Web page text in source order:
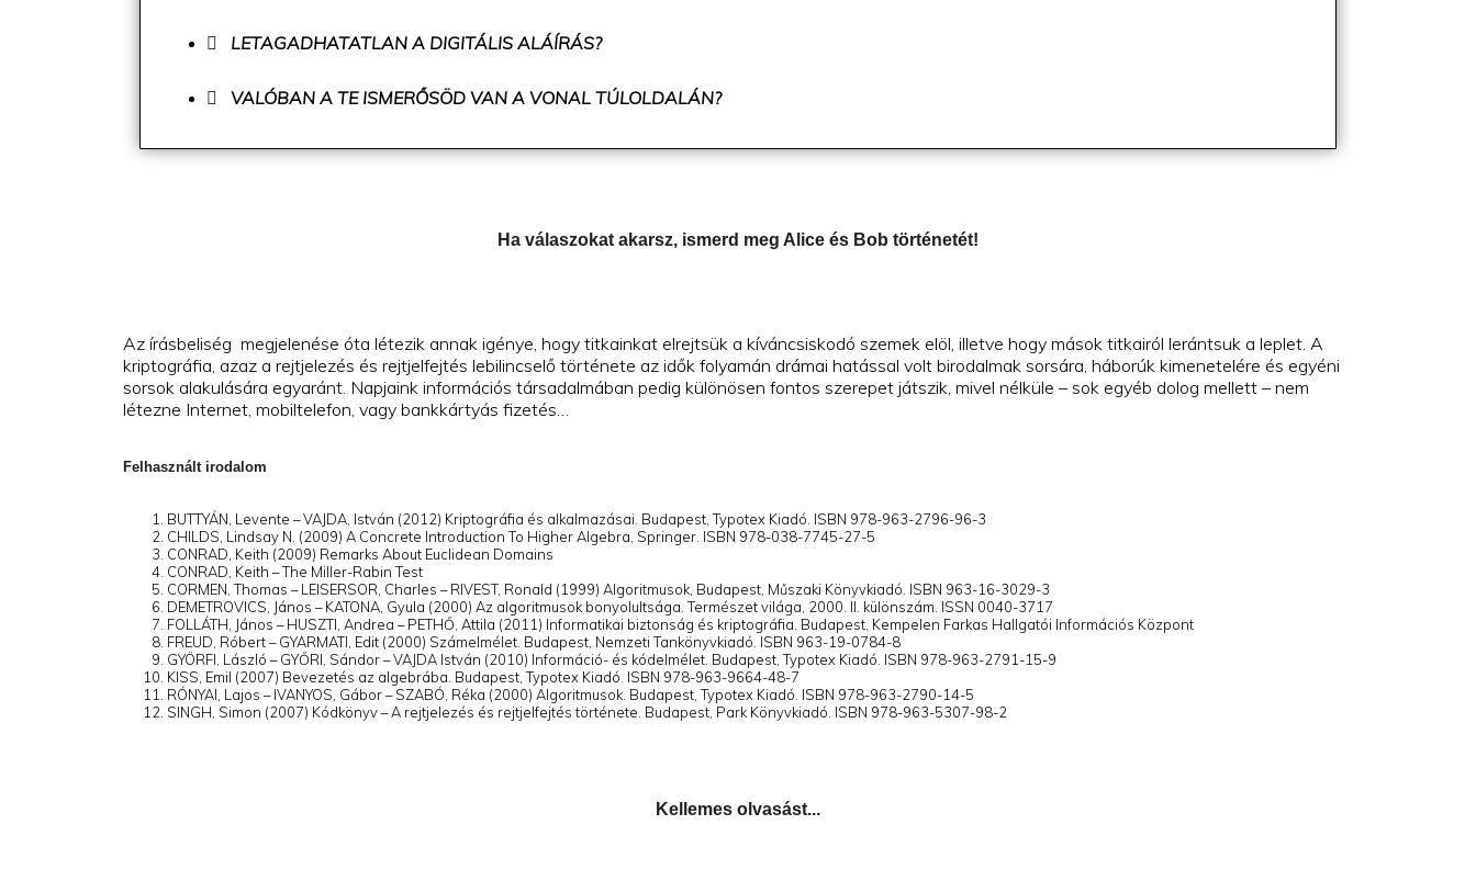
LETAGADHATATLAN A DIGITÁLIS ALÁÍRÁS?
VALÓBAN A TE ISMERŐSÖD VAN A VONAL TÚLOLDALÁN?
Ha válaszokat akarsz, ismerd meg Alice és Bob történetét!
Az írásbeliség megjelenése óta létezik annak igénye, hogy titkainkat elrejtsük a kíváncsiskodó szemek elöl, illetve hogy mások titkairól lerántsuk a leplet. A
kriptográfia, azaz a rejtjelezés és rejtjelfejtés lebilincselő története az idők folyamán drámai hatással volt birodalmak sorsára, háborúk kimenetelére és egyéni
sorsok alakulására egyaránt. Napjaink információs társadalmában pedig különösen fontos szerepet játszik, mivel nélküle – sok egyéb dolog mellett – nem
létezne Internet, mobiltelefon, vagy bankkártyás fizetés…
Felhasznált irodalom
BUTTYÁN, Levente – VAJDA, István (2012) Kriptográfia és alkalmazásai. Budapest, Typotex Kiadó. ISBN 978-963-2796-96-3
CHILDS, Lindsay N. (2009) A Concrete Introduction To Higher Algebra, Springer. ISBN 978-038-7745-27-5
CONRAD, Keith (2009) Remarks About Euclidean Domains
CONRAD, Keith – The Miller-Rabin Test
CORMEN, Thomas – LEISERSOR, Charles – RIVEST, Ronald (1999) Algoritmusok, Budapest, Műszaki Könyvkiadó. ISBN 963-16-3029-3
DEMETROVICS, János – KATONA, Gyula (2000) Az algoritmusok bonyolultsága. Természet világa, 2000. II. különszám. ISSN 0040-3717
FOLLÁTH, János – HUSZTI, Andrea – PETHŐ, Attila (2011) Informatikai biztonság és kriptográfia. Budapest, Kempelen Farkas Hallgatói Információs Központ
FREUD, Róbert – GYARMATI, Edit (2000) Számelmélet. Budapest, Nemzeti Tankönyvkiadó. ISBN 963-19-0784-8
GYÖRFI, László – GYŐRI, Sándor – VAJDA István (2010) Információ- és kódelmélet. Budapest, Typotex Kiadó. ISBN 978-963-2791-15-9
KISS, Emil (2007) Bevezetés az algebrába. Budapest, Typotex Kiadó. ISBN 978-963-9664-48-7
RÓNYAI, Lajos – IVANYOS, Gábor – SZABÓ, Réka (2000) Algoritmusok. Budapest, Typotex Kiadó. ISBN 978-963-2790-14-5
SINGH, Simon (2007) Kódkönyv – A rejtjelezés és rejtjelfejtés története. Budapest, Park Könyvkiadó. ISBN 978-963-5307-98-2
Kellemes olvasást...